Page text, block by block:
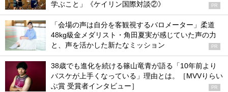
学ぶこと」《ケイリン国際対談②》
PR
「会場の声は自分を客観視するバロメーター」柔道
48kg級金メダリスト・角田夏実が感じていた声の力
と、声を活かした新たなミッション
PR
38歳でも進化を続ける篠山竜青が語る「10年前より
バスケが上手くなっている」理由とは。［MVVりらい
ぶ賞 受賞者インタビュー］
PR